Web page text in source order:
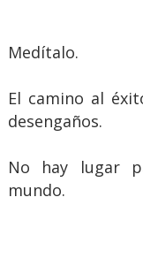
Medítalo.
El camino al
desengaños.
No hay lugar
mundo.